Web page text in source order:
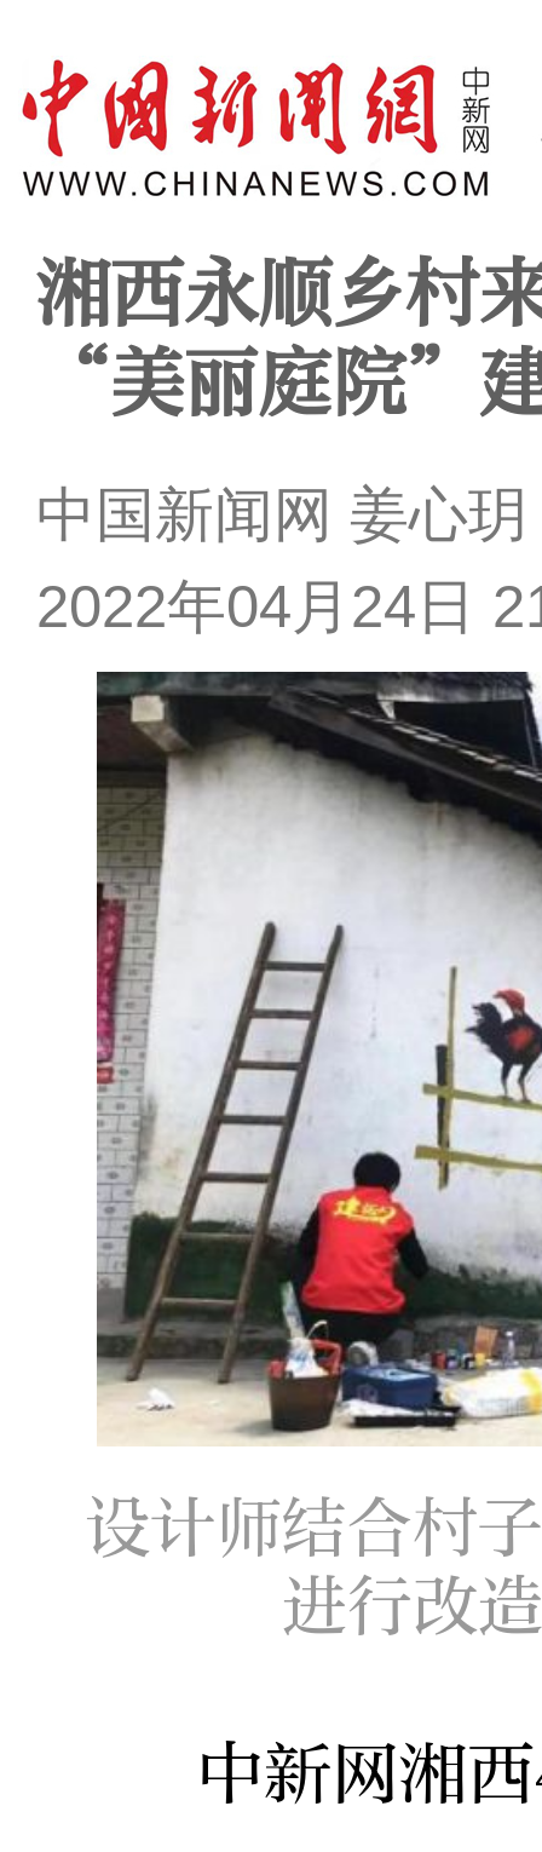
湘西永顺乡村
“美丽庭院”
中国新闻网 姜心
2022年04月24日
设计师结合村
进行改
中新网湘西